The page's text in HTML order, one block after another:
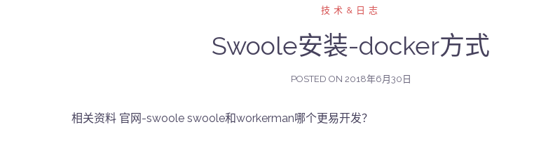
技术&日志
Swoole安装-docker方式
POSTED ON 2018年6月30日
相关资料 官网-swoole swoole和workerman哪个更易开发？